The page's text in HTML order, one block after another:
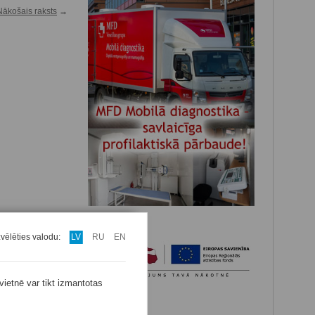
raksts →
valodu: LV RU EN
var tikt izmantotas